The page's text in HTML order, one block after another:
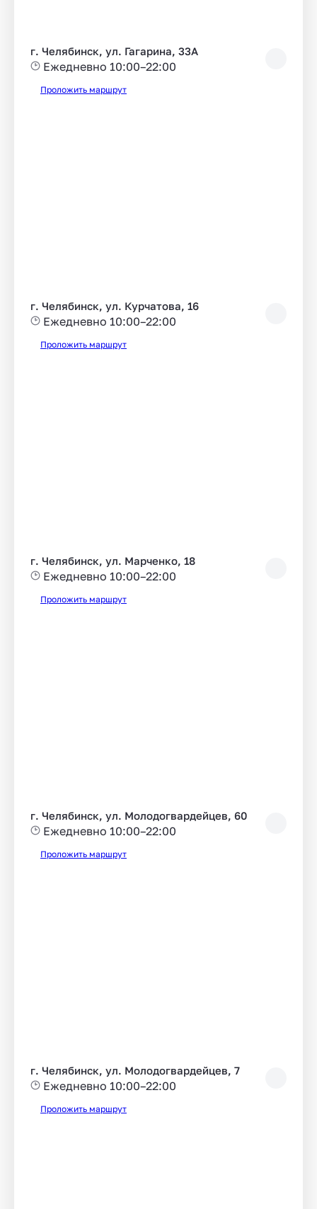
г. Челябинск, ул. Гагарина, 33А
Ежедневно 10:00–22:00
Проложить маршрут
г. Челябинск, ул. Курчатова, 16
Ежедневно 10:00–22:00
Проложить маршрут
г. Челябинск, ул. Марченко, 18
Ежедневно 10:00–22:00
Проложить маршрут
г. Челябинск, ул. Молодогвардейцев, 60
Ежедневно 10:00–22:00
Проложить маршрут
г. Челябинск, ул. Молодогвардейцев, 7
Ежедневно 10:00–22:00
Проложить маршрут